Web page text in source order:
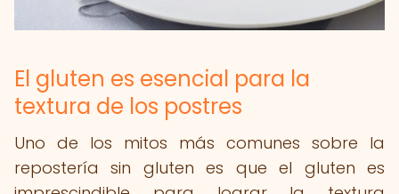
El gluten es esencial para la
textura de los postres
Uno de los mitos más comunes sobre la
repostería sin gluten es que el gluten es